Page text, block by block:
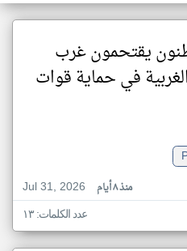
يقتحمون غرب
في حماية قوات
Jul 31, 2026
منذ ٨ أيام
عدد الكلمات: ١٣